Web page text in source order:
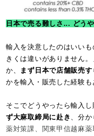
日本で売る難しさ... どう
輸入を決意したのはいい
きくは違いがありません
か、 まず日本で店舗販売
かを輸入・販売した経験も
そこでどうやったら輸入
ず大麻取締局に赴き、分
薬対策課、関東甲信越麻